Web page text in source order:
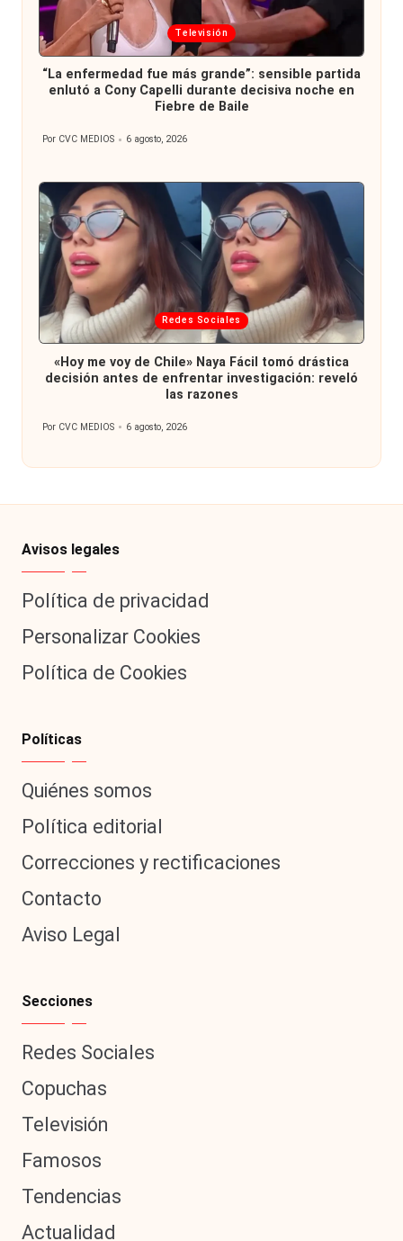
Publicada
en
Televisión
“La enfermedad fue más grande”: sensible partida
enlutó a Cony Capelli durante decisiva noche en
Fiebre de Baile
Publicado
Por CVC MEDIOS 6 agosto, 2026
Publicada
en
Redes Sociales
«Hoy me voy de Chile» Naya Fácil tomó drástica
decisión antes de enfrentar investigación: reveló
las razones
Publicado
Por CVC MEDIOS 6 agosto, 2026
Avisos legales
Política de privacidad
Personalizar Cookies
Política de Cookies
Políticas
Quiénes somos
Política editorial
Correcciones y rectificaciones
Contacto
Aviso Legal
Secciones
Redes Sociales
Copuchas
Televisión
Famosos
Tendencias
Actualidad